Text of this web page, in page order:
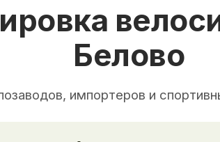
Белово
импортеров и